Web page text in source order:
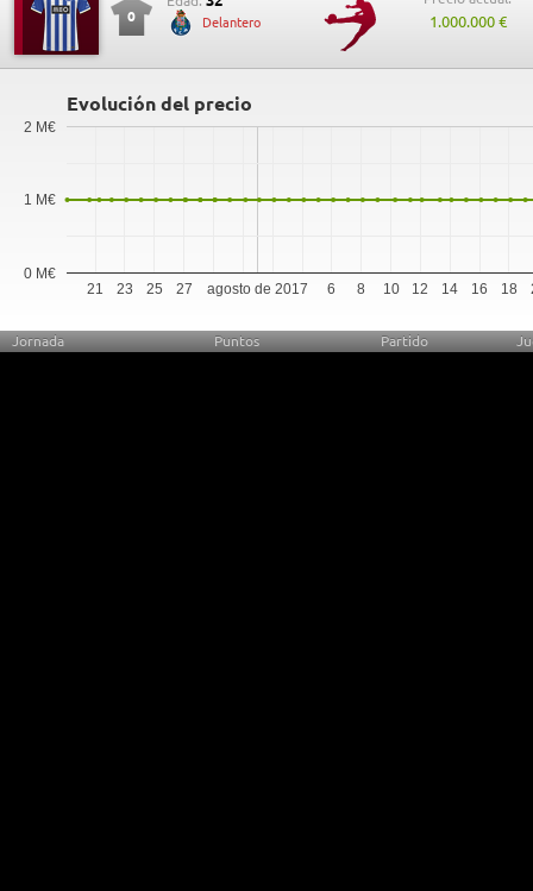
0 Delantero 1.000.000 €
Evolución del precio
agosto de 2017
21 23 25 27 6 8 10 12 14 16 18
0 M€
1 M€
2 M€
Jornada Puntos Partido